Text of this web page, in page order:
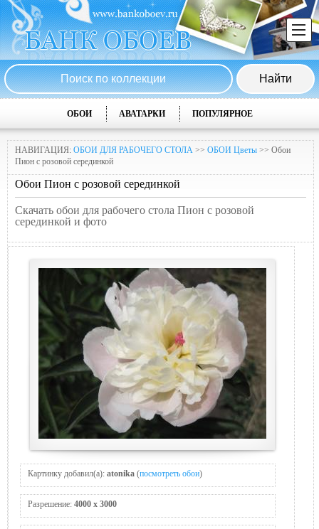
ОБОИ АВАТАРКИ ПОПУЛЯРНОЕ
НАВИГАЦИЯ: ОБОИ ДЛЯ РАБОЧЕГО СТОЛА >> ОБОИ Цветы >> Обои
Пион с розовой серединкой
Обои Пион с розовой серединкой
Скачать обои для рабочего стола Пион с розовой
серединкой и фото
Картинку добавил(а): atonika (посмотреть обои)
Разрешение: 4000 x 3000